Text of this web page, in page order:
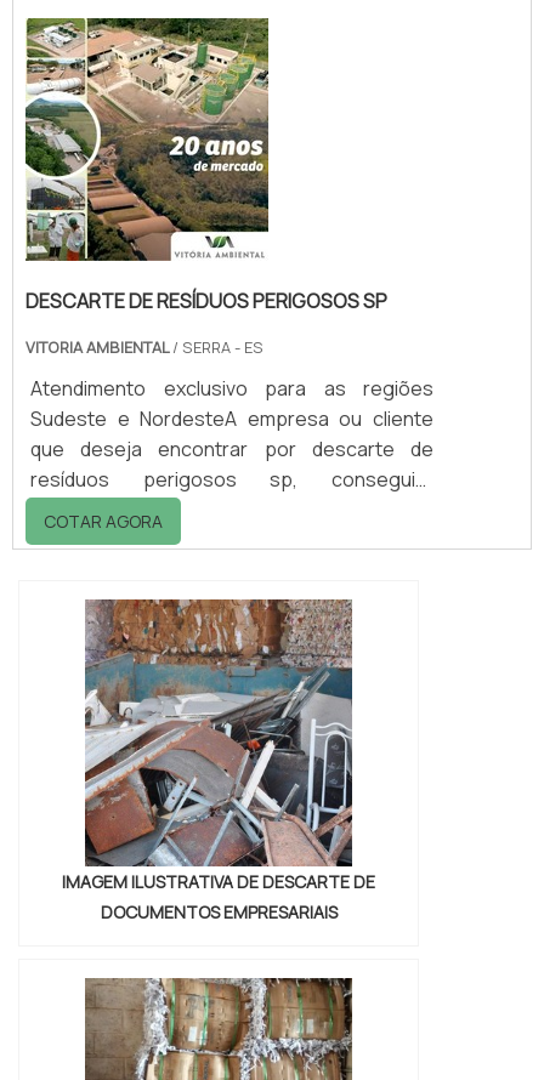
mercado.DETALHES sOBRE DESCARTE DE
RESÍDUOS PERIGOSOS RJQuem precisa de
descarte de resíduos perigosos rj em uma
empresa inovadora, acha o site da Vitória
Ambiental. Dispon...
DESCARTE DE RESÍDUOS PERIGOSOS SP
VITORIA AMBIENTAL/ SERRA - ES
Atendimento exclusivo para as regiões
Sudeste e NordesteA empresa ou cliente
que deseja encontrar por descarte de
resíduos perigosos sp, conseguirá
encontrar no website da Vitória Ambiental.
Solicitando mais informações na vitrine que
a melhor referência em qualidade do
mercado.Quando o interesse é por descarte
de resíduos perigosos sp, com os
profissionais da Vitória Ambiental conseguirá
excel...
COTAR AGORA
IMAGEM ILUSTRATIVA DE DESCARTE DE
DOCUMENTOS EMPRESARIAIS